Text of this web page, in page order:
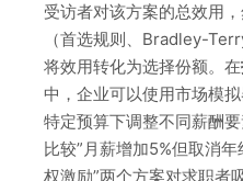
受访者对该方案的总效用
（首选规则、Bradley-
将效用转化为选择份额。在
中，企业可以使用市场模
特定预算下调整不同薪酬
比较”月薪增加5%但取消
权激励”两个方案对求职者